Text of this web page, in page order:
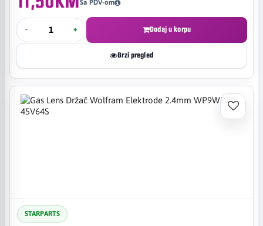
Sa PDV-om
- + Dodaj u korpu
Brzi pregled
STARPARTS